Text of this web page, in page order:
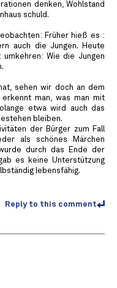
denken, Wohlstand
schuld.
Früher hieß es :
auch die Jungen. Heute
Wie die Jungen
sehen wir doch an dem
erkennt man, was man mit
etwa wird auch das
bleiben.
der Bürger zum Fall
als schönes Märchen
durch das Ende der
es keine Unterstützung
lebensfähig.
Reply to this comment